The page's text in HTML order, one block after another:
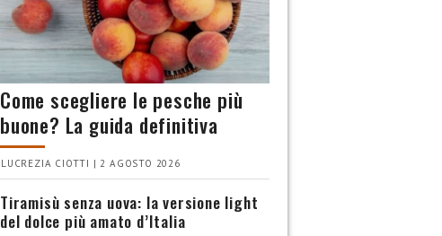
Come scegliere le pesche più
buone? La guida definitiva
LUCREZIA CIOTTI | 2 AGOSTO 2026
Tiramisù senza uova: la versione light
del dolce più amato d’Italia